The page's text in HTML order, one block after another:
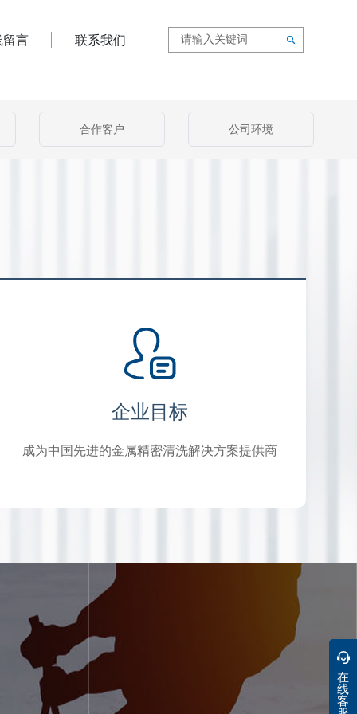
留言 联系我们
合作客户 公司环境
企业目标
成为中国先进的金属精密清洗解决方案提供商
在
线
客